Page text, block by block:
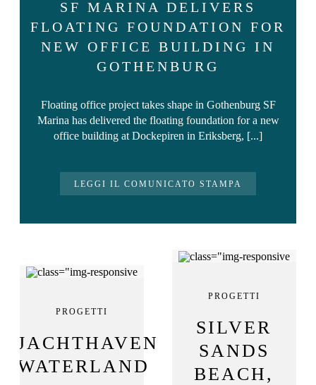
SF MARINA DELIVERS
FLOATING FOUNDATION FOR
NEW OFFICE BUILDING IN
GOTHENBURG
Floating office project takes shape in Gothenburg SF
Marina has delivered the floating foundation for a new
office building at Dockepiren in Eriksberg, [...]
LEGGI IL COMUNICATO STAMPA
PROGETTI
JACHTHAVEN
WATERLAND
PROGETTI
SILVER
SANDS
BEACH,